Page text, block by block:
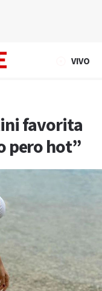
VIVO
favorita
pero hot”